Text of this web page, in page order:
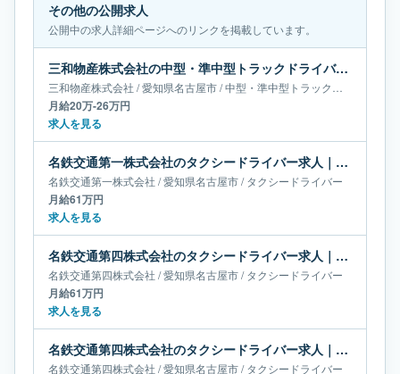
その他の公開求人
公開中の求人詳細ページへのリンクを掲載しています。
三和物産株式会社の中型・準中型トラックドライバー求人｜愛知県名古屋市｜月給20万-26万円
三和物産株式会社 /愛知県名古屋市/中型・準中型トラックドライバー
月給20万-26万円
求人を見る
名鉄交通第一株式会社のタクシードライバー求人｜愛知県名古屋市｜月給61万円
名鉄交通第一株式会社 /愛知県名古屋市/タクシードライバー
月給61万円
求人を見る
名鉄交通第四株式会社のタクシードライバー求人｜愛知県名古屋市｜月給61万円
名鉄交通第四株式会社 /愛知県名古屋市/タクシードライバー
月給61万円
求人を見る
名鉄交通第四株式会社のタクシードライバー求人｜愛知県名古屋市｜月給20万円
名鉄交通第四株式会社 /愛知県名古屋市/タクシードライバー